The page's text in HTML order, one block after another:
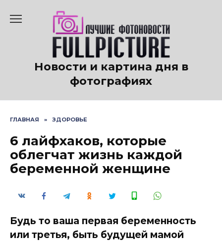
содержанию
Новости и картина дня в
фотографиях
ГЛАВНАЯ » ЗДОРОВЬЕ
6 лайфхаков, которые
облегчат жизнь каждой
беременной женщине
Будь то ваша первая беременность
или третья, быть будущей мамой